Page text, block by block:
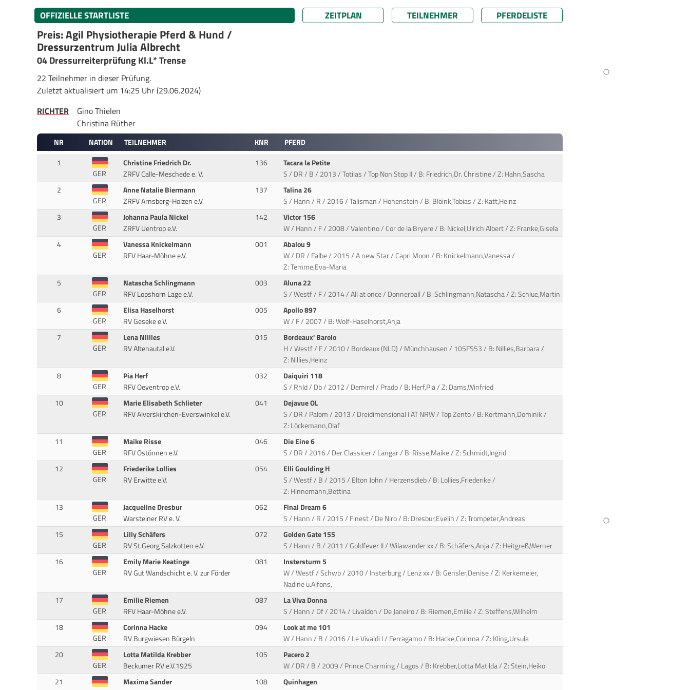
OFFIZIELLE STARTLISTE ZEITPLAN TEILNEHMER PFERDELISTE
Preis: Agil Physiotherapie Pferd & Hund /
Dressurzentrum Julia Albrecht
04 Dressurreiterprüfung Kl.L* Trense
22 Teilnehmer in dieser Prüfung.
Zuletzt aktualisiert um 14:25 Uhr (29.06.2024)
RICHTER
Gino Thielen
Christina Rüther
NR NATION TEILNEHMER KNR
PFERD
1
GER
Christine Friedrich Dr.
ZRFV Calle-Meschede e. V.
136
Tacara la Petite
S / DR / B / 2013 / Totilas / Top Non Stop II / B: Friedrich,Dr. Christine / Z: Hahn,Sascha
2
GER
Anne Natalie Biermann
ZRFV Arnsberg-Holzen e.V.
137
Talina 26
S / Hann / R / 2016 / Talisman / Hohenstein / B: Blöink,Tobias / Z: Katt,Heinz
3
GER
Johanna Paula Nickel
ZRFV Uentrop e.V.
142
Victor 156
W / Hann / F / 2008 / Valentino / Cor de la Bryere / B: Nickel,Ulrich Albert / Z: Franke,Gisela
4
GER
Vanessa Knickelmann
RFV Haar-Möhne e.V.
001
Abalou 9
W / DR / Falbe / 2015 / A new Star / Capri Moon / B: Knickelmann,Vanessa /
Z: Temme,Eva-Maria
5
GER
Natascha Schlingmann
RFV Lopshorn Lage e.V.
003
Aluna 22
S / Westf / F / 2014 / All at once / Donnerball / B: Schlingmann,Natascha / Z: Schlue,Martin
6
GER
Elisa Haselhorst
RV Geseke e.V.
005
Apollo 897
W / F / 2007 / B: Wolf-Haselhorst,Anja
7
GER
Lena Nillies
RV Altenautal e.V.
015
Bordeaux' Barolo
H / Westf / F / 2010 / Bordeaux (NLD) / Münchhausen / 105FS53 / B: Nillies,Barbara /
Z: Nillies,Heinz
8
GER
Pia Herf
RFV Oeventrop e.V.
032
Daiquiri 118
S / Rhld / Db / 2012 / Demirel / Prado / B: Herf,Pia / Z: Dams,Winfried
10
GER
Marie Elisabeth Schlieter
RFV Alverskirchen-Everswinkel e.V.
041
Dejavue OL
S / DR / Palom / 2013 / Dreidimensional I AT NRW / Top Zento / B: Kortmann,Dominik /
Z: Löckemann,Olaf
11
GER
Maike Risse
RFV Ostönnen e.V.
046
Die Eine 6
S / DR / 2016 / Der Classicer / Langar / B: Risse,Maike / Z: Schmidt,Ingrid
12
GER
Friederike Lollies
RV Erwitte e.V.
054
Elli Goulding H
S / Westf / B / 2015 / Elton John / Herzensdieb / B: Lollies,Friederike /
Z: Hinnemann,Bettina
13
GER
Jacqueline Dresbur
Warsteiner RV e. V.
062
Final Dream 6
S / Hann / R / 2015 / Finest / De Niro / B: Dresbur,Evelin / Z: Trompeter,Andreas
15
GER
Lilly Schäfers
RV St.Georg Salzkotten e.V.
072
Golden Gate 155
S / Hann / B / 2011 / Goldfever II / Wilawander xx / B: Schäfers,Anja / Z: Heitgreß,Werner
16
GER
Emily Marie Keatinge
RV Gut Wandschicht e. V. zur Förder
081
Instersturm 5
W / Westf / Schwb / 2010 / Insterburg / Lenz xx / B: Gensler,Denise / Z: Kerkemeier,
Nadine u.Alfons,
17
GER
Emilie Riemen
RFV Haar-Möhne e.V.
087
La Viva Donna
S / Hann / Df / 2014 / Livaldon / De Janeiro / B: Riemen,Emilie / Z: Steffens,Wilhelm
18
GER
Corinna Hacke
RV Burgwiesen Bürgeln
094
Look at me 101
W / Hann / B / 2016 / Le Vivaldi I / Ferragamo / B: Hacke,Corinna / Z: Kling,Ursula
20
GER
Lotta Matilda Krebber
Beckumer RV e.V.1925
105
Pacero 2
W / DR / B / 2009 / Prince Charming / Lagos / B: Krebber,Lotta Matilda / Z: Stein,Heiko
21
Maxima Sander
108
Quinhagen